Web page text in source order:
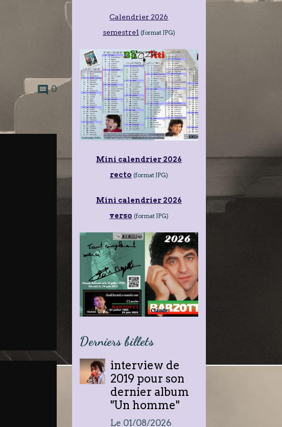
0
Calendrier 2026
semestre1 (format JPG)
Mini calendrier 2026
recto (format JPG)
Mini calendrier 2026
verso (format JPG)
Derniers billets
interview de
2019 pour son
dernier album
"Un homme"
Le 01/08/2026